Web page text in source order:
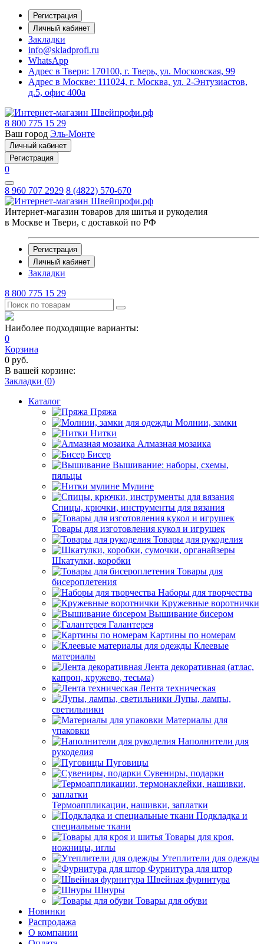
Регистрация
Личный кабинет
Закладки
info@skladprofi.ru
WhatsApp
Адрес в Твери: 170100, г. Тверь, ул. Московская, 99
Адрес в Москве: 111024, г. Москва, ул. 2-Энтузиастов,
д.5, офис 400а
8 800 775 15 29
Ваш город Эль-Монте
Личный кабинет
Регистрация
0
8 960 707 2929 8 (4822) 570-670
Интернет-магазин товаров для шитья и рукоделия
в Москве и Твери, с доставкой по РФ
Регистрация
Личный кабинет
Закладки
8 800 775 15 29
Наиболее подходящие варианты:
0
Корзина
0 руб.
В вашей корзине:
Закладки (0)
Каталог
Пряжа
Молнии, замки
Нитки
Алмазная мозаика
Бисер
Вышивание: наборы, схемы,
пяльцы
Мулине
Спицы, крючки, инструменты для вязания
Товары для изготовления кукол и игрушек
Товары для рукоделия
Шкатулки, коробки
Товары для
бисероплетения
Наборы для творчества
Кружевные воротнички
Вышивание бисером
Галантерея
Картины по номерам
Клеевые
материалы
Лента декоративная (атлас,
капрон, кружево, тесьма)
Лента техническая
Лупы, лампы,
светильники
Материалы для
упаковки
Наполнители для
рукоделия
Пуговицы
Сувениры, подарки
Термоаппликации, нашивки, заплатки
Подкладка и
специальные ткани
Товары для кроя,
ножницы, иглы
Утеплители для одежды
Фурнитура для штор
Швейная фурнитура
Шнуры
Товары для обуви
Новинки
Распродажа
О компании